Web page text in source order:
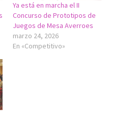
Ya está en marcha el II
Concurso de Prototipos de
Juegos de Mesa Averroes
marzo 24, 2026
En «Competitivo»